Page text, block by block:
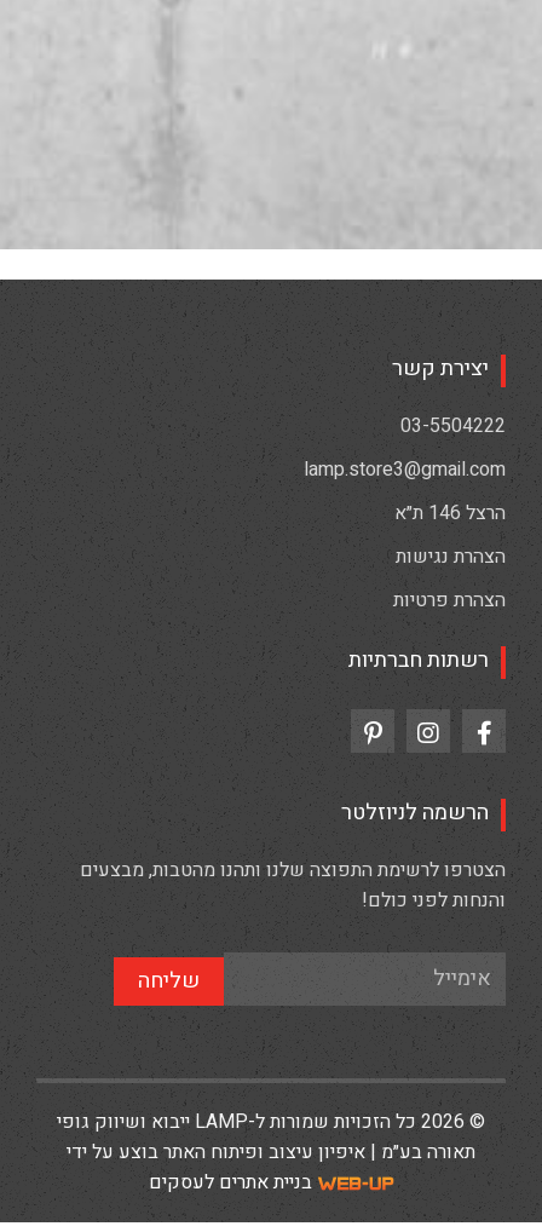
יצירת קשר
03-5504222
lamp.store3@gmail.com
הרצל 146 ת״א
הצהרת נגישות
הצהרת פרטיות
רשתות חברתיות
הרשמה לניוזלטר
הצטרפו לרשימת התפוצה שלנו ותהנו מהטבות, מבצעים
והנחות לפני כולם!
שליחה
© 2026 כל הזכויות שמורות ל-LAMP ייבוא ושיווק גופי
תאורה בע״מ | איפיון עיצוב ופיתוח האתר בוצע על ידי
בניית אתרים לעסקים